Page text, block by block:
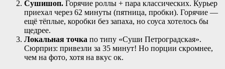
Сушишоп. Горячие роллы + пара классических. Курьер
приехал через 62 минуты (пятница, пробки). Горячие —
ещё тёплые, коробки без запаха, но соуса хотелось бы
щедрее.
Локальная точка по типу «Суши Петроградская».
Сюрприз: привезли за 35 минут! Но порции скромнее,
чем на фото, хотя на вкус ок.